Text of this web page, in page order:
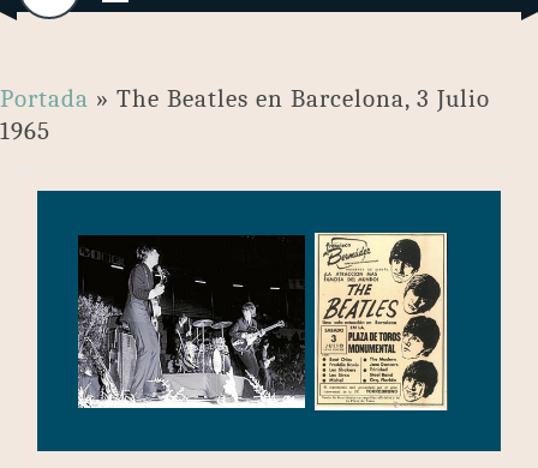
Portada » The Beatles en Barcelona, 3 Julio
1965